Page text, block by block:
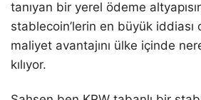
tanıyan bir yerel ödeme
stablecoin’lerin en büyük iddiası
maliyet avantajını ülke içinde
kılıyor.